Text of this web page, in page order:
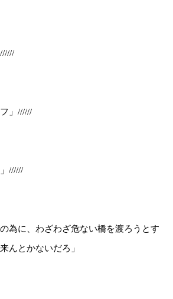
」//////
//////
為に、わざわざ危ない橋を渡ろうとす
んとかないだろ」